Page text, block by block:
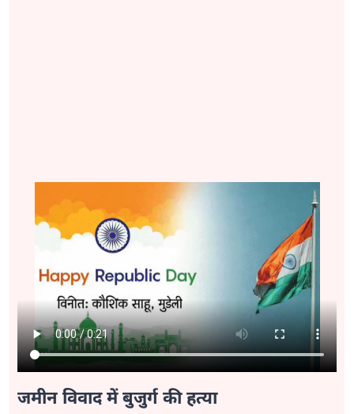
जमीन विवाद में बुजुर्ग की हत्या